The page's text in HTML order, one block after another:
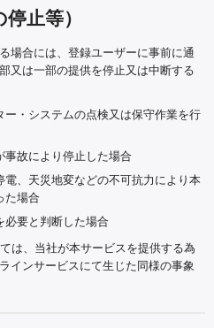
止等）
場合には、登録ユーザーに事前に通
又は一部の提供を停止又は中断する
・システムの点検又は保守作業を行
事故により停止した場合
、天災地変などの不可抗力により本
た場合
必要と判断した場合
は、当社が本サービスを提供する為
インサービスにて生じた同様の事象